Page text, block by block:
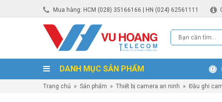
Mua hàng: HCM (028) 35166166 | HN (024) 62561111
DANH MỤC SẢN PHẨM
Trang chủ » Sản phẩm » Thiết bị camera an ninh » Đầu ghi